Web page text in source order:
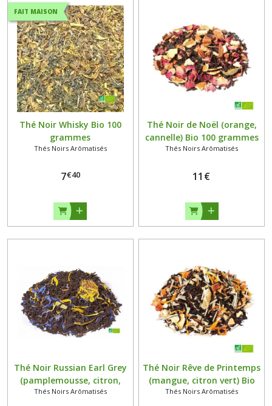
FAIT MAISON
Thé Noir Whisky Bio 100
grammes
Thés Noirs Arômatisés
7€40
Thé Noir de Noël (orange,
cannelle) Bio 100 grammes
Thés Noirs Arômatisés
11 €
Thé Noir Russian Earl Grey
(pamplemousse, citron,
bergamote) Bio 100
Thés Noirs Arômatisés
Thé Noir Rêve de Printemps
(mangue, citron vert) Bio
100 grammes
Thés Noirs Arômatisés